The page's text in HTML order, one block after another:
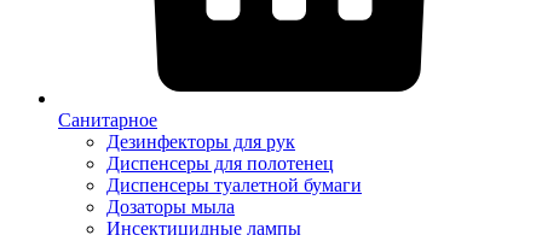
Санитарное
Дезинфекторы для рук
Диспенсеры для полотенец
Диспенсеры туалетной бумаги
Дозаторы мыла
Инсектицидные лампы